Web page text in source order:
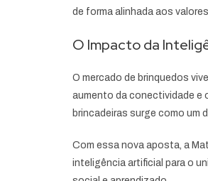
de forma alinhada aos
O Impacto da
O mercado de brinquedos
aumento da conectividade e
brincadeiras surge como um
Com essa nova aposta, a
inteligência artificial para o